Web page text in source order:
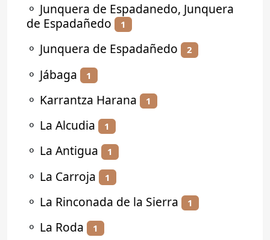
⚬ Junquera de Espadanedo, Junquera
de Espadañedo
1
⚬ Junquera de Espadañedo 2
⚬ Jábaga 1
⚬ Karrantza Harana 1
⚬ La Alcudia 1
⚬ La Antigua 1
⚬ La Carroja 1
⚬ La Rinconada de la Sierra 1
⚬ La Roda 1